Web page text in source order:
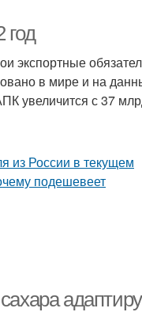
год
экспортные
в мире и на
увеличится с 37